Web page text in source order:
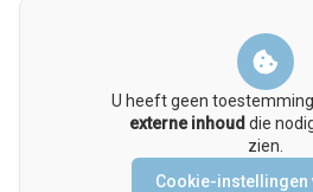
U heeft geen
externe inhoud die
zien.
Cookie-instellingen